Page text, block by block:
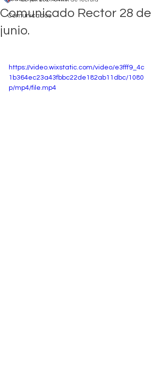
Comunicados
Comunicado Rector 28 de
junio.
https://video.wixstatic.com/video/e3fff9_4c
1b364ec23a43fbbc22de182ab11dbc/1080
p/mp4/file.mp4